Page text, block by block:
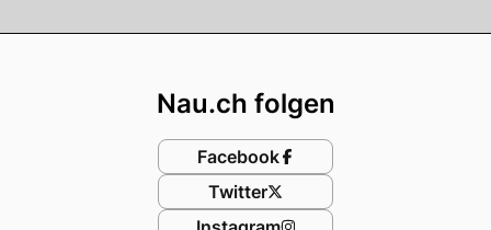
Nau.ch folgen
Facebook
Twitter